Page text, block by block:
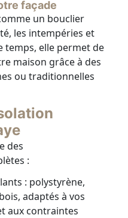
façade
un bouclier
les intempéries et
temps, elle permet de
maison grâce à des
ou traditionnelles
des
:
: polystyrène,
adaptés à vos
aux contraintes